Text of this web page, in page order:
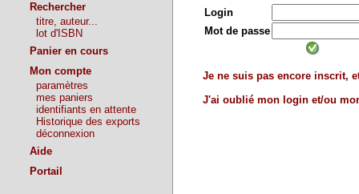
Rechercher
titre, auteur...
lot d'ISBN
Panier en cours
Mon compte
paramètres
mes paniers
identifiants en attente
Historique des exports
déconnexion
Aide
Portail
Login
Mot de passe
Je ne suis pas encore inscrit,
J'ai oublié mon login et/ou